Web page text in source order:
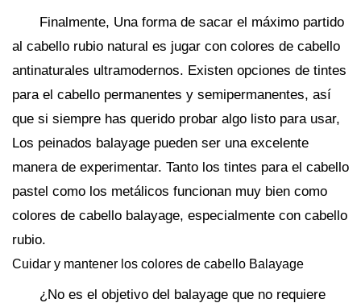
Finalmente, Una forma de sacar el máximo partido
al cabello rubio natural es jugar con colores de cabello
antinaturales ultramodernos. Existen opciones de tintes
para el cabello permanentes y semipermanentes, así
que si siempre has querido probar algo listo para usar,
Los peinados balayage pueden ser una excelente
manera de experimentar. Tanto los tintes para el cabello
pastel como los metálicos funcionan muy bien como
colores de cabello balayage, especialmente con cabello
rubio.
Cuidar y mantener los colores de cabello Balayage
¿No es el objetivo del balayage que no requiere